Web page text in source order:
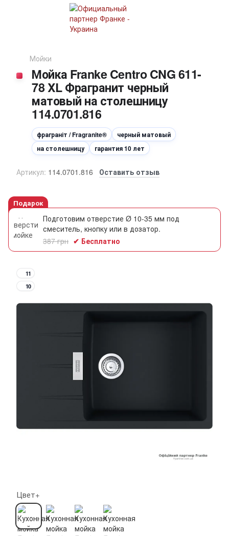
Мойки
Мойка Franke Centro CNG 611-
78 XL Фрагранит черный
матовый на столешницу
114.0701.816
фраграніт / Fragranite®
черный матовый
на столешницу
гарантия 10 лет
Артикул: 114.0701.816 Оставить отзыв
Подарок
Подготовим отверстие Ø 10-35 мм под
смеситель, кнопку или в дозатор.
387 грн ✔ Бесплатно
11
10
Цвет+